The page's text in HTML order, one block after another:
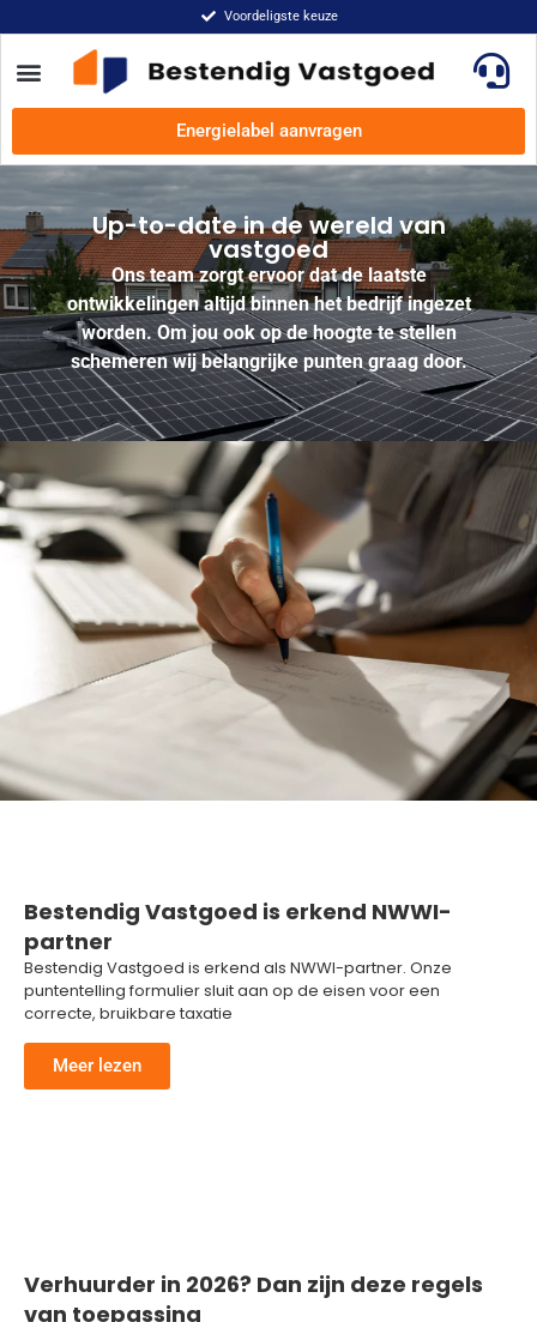
Voordeligste keuze
Energielabel aanvragen
Up-to-date in de wereld van
vastgoed
Ons team zorgt ervoor dat de laatste
ontwikkelingen altijd binnen het bedrijf ingezet
worden. Om jou ook op de hoogte te stellen
schemeren wij belangrijke punten graag door.
Bestendig Vastgoed is erkend NWWI-
partner
Bestendig Vastgoed is erkend als NWWI-partner. Onze
puntentelling formulier sluit aan op de eisen voor een
correcte, bruikbare taxatie
Meer lezen
Verhuurder in 2026? Dan zijn deze regels
van toepassing